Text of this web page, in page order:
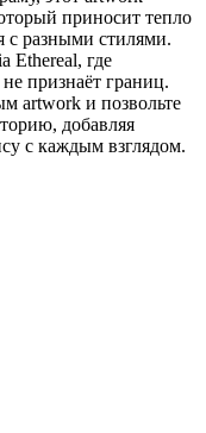
приносит тепло
с разными стилями.
Ethereal, где
признаёт границ.
artwork и позвольте
добавляя
с каждым взглядом.